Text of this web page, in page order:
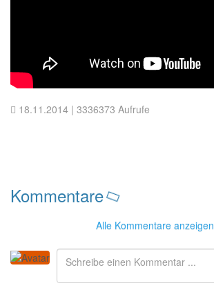
18.11.2014 | 3336373 Aufrufe
Kommentare
Alle Kommentare anzeigen